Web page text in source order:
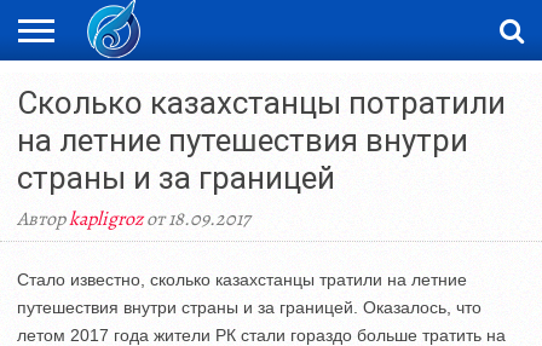
НОВОСТИ
ВИДЕО
ФОТОРЕПОРТАЖИ
ОРКЕН
Сколько казахстанцы потратили
на летние путешествия внутри
страны и за границей
Авторkapligrozот 18.09.2017
Стало известно, сколько казахстанцы тратили на летние
путешествия внутри страны и за границей. Оказалось, что
летом 2017 года жители РК стали гораздо больше тратить на